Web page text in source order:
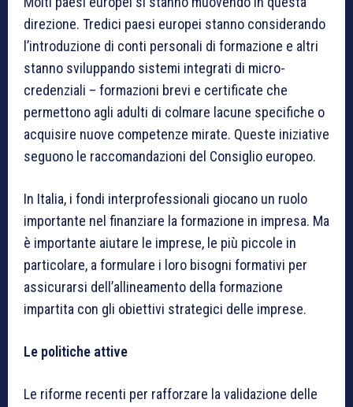
direzione. Tredici paesi europei stanno considerando
l’introduzione di conti personali di formazione e altri
stanno sviluppando sistemi integrati di micro-
credenziali – formazioni brevi e certificate che
permettono agli adulti di colmare lacune specifiche o
acquisire nuove competenze mirate. Queste iniziative
seguono le raccomandazioni del Consiglio europeo.
In Italia, i fondi interprofessionali giocano un ruolo
importante nel finanziare la formazione in impresa. Ma
è importante aiutare le imprese, le più piccole in
particolare, a formulare i loro bisogni formativi per
assicurarsi dell’allineamento della formazione
impartita con gli obiettivi strategici delle imprese.
Le politiche attive
Le riforme recenti per rafforzare la validazione delle